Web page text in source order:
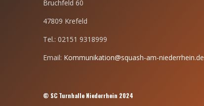
Bruchfeld 60
47809 Krefeld
Tel.: 02151 9318999
Email: Kommunikation@squash-am-niederrhein.de
© SC Turnhalle Niederrhein 2024